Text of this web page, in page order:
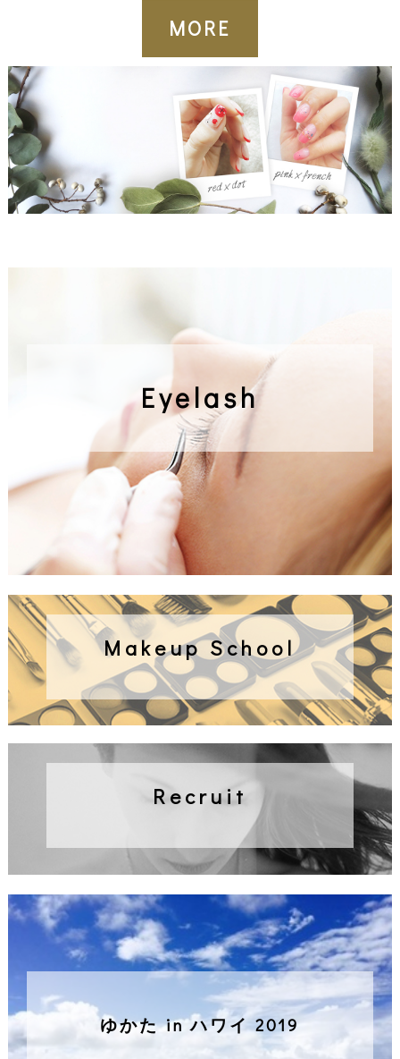
MORE
Eyelash
Makeup School
Recruit
ゆかた in ハワイ 2019